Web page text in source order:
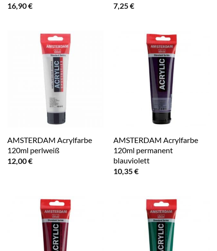
16,90€
7,25€
AMSTERDAM Acrylfarbe
120ml perlweiß
12,00€
AMSTERDAM Acrylfarbe
120ml permanent
blauviolett
10,35€